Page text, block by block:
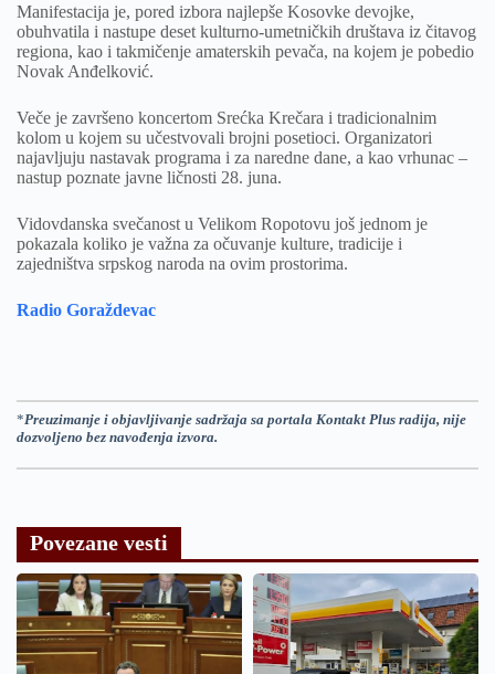
Manifestacija je, pored izbora najlepše Kosovke devojke,
obuhvatila i nastupe deset kulturno-umetničkih društava iz čitavog
regiona, kao i takmičenje amaterskih pevača, na kojem je pobedio
Novak Anđelković.
Veče je završeno koncertom Srećka Krečara i tradicionalnim
kolom u kojem su učestvovali brojni posetioci. Organizatori
najavljuju nastavak programa i za naredne dane, a kao vrhunac –
nastup poznate javne ličnosti 28. juna.
Vidovdanska svečanost u Velikom Ropotovu još jednom je
pokazala koliko je važna za očuvanje kulture, tradicije i
zajedništva srpskog naroda na ovim prostorima.
Radio Goraždevac
*Preuzimanje i objavljivanje sadržaja sa portala Kontakt Plus radija, nije
dozvoljeno bez navođenja izvora.
Povezane vesti